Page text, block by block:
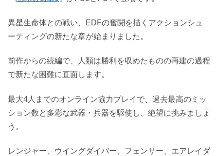
異星生命体との戦い、EDFの奮闘を描くアクションシュ
ーティングの新たな章が始まりました。
前作からの続編で、人類は勝利を収めたものの再建の過程
で新たな困難に直面します。
最大4人までのオンライン協力プレイで、過去最高のミッ
ション数と多彩な武器・兵器を駆使し、絶望に挑みましょ
う。
レンジャー、ウイングダイバー、フェンサー、エアレイダ